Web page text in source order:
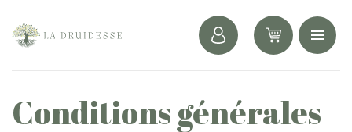
Conditions générales